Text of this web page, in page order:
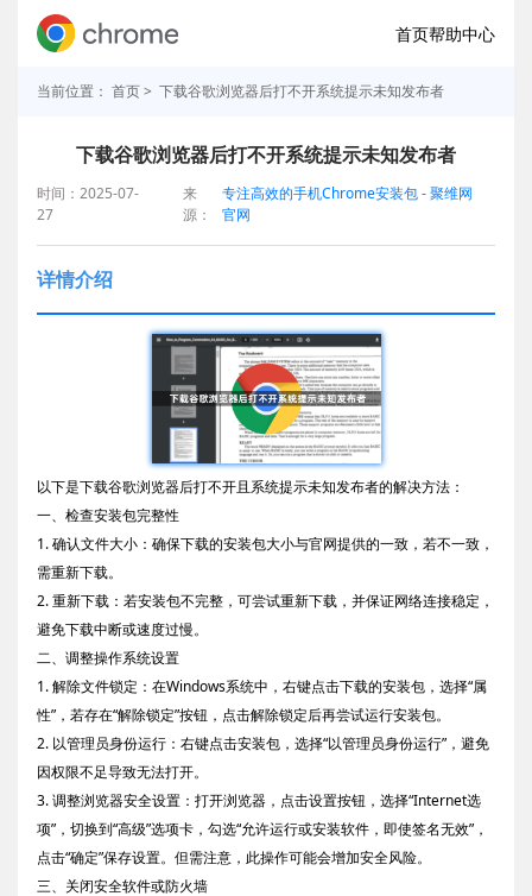
首页帮助中心
当前位置： 首页> 下载谷歌浏览器后打不开系统提示未知发布者
下载谷歌浏览器后打不开系统提示未知发布者
时间：2025-07-
27
来
源：
专注高效的手机Chrome安装包 - 聚维网
官网
详情介绍
以下是下载谷歌浏览器后打不开且系统提示未知发布者的解决方法：
一、检查安装包完整性
1. 确认文件大小：确保下载的安装包大小与官网提供的一致，若不一致，
需重新下载。
2. 重新下载：若安装包不完整，可尝试重新下载，并保证网络连接稳定，
避免下载中断或速度过慢。
二、调整操作系统设置
1. 解除文件锁定：在Windows系统中，右键点击下载的安装包，选择“属
性”，若存在“解除锁定”按钮，点击解除锁定后再尝试运行安装包。
2. 以管理员身份运行：右键点击安装包，选择“以管理员身份运行”，避免
因权限不足导致无法打开。
3. 调整浏览器安全设置：打开浏览器，点击设置按钮，选择“Internet选
项”，切换到“高级”选项卡，勾选“允许运行或安装软件，即使签名无效”，
点击“确定”保存设置。但需注意，此操作可能会增加安全风险。
三、关闭安全软件或防火墙